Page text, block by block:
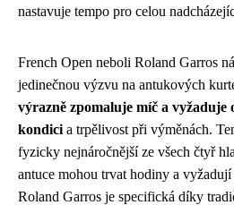
nastavuje tempo pro celou
French Open neboli Roland Garros
jedinečnou výzvu na antukových
výrazně zpomaluje míč a
kondici a trpělivost při výměnách.
fyzicky nejnáročnější ze všech čtyř
antuce mohou trvat hodiny a
Roland Garros je specifická díky